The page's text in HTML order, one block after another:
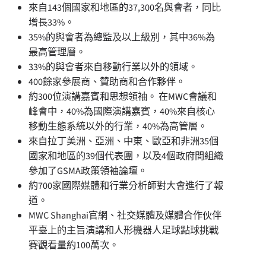
來自143個國家和地區的37,300名與會者，同比
增長33%。
35%的與會者為總監及以上級別，其中36%為
最高管理層。
33%的與會者來自移動行業以外的領域。
400餘家參展商、贊助商和合作夥伴。
約300位演講嘉賓和思想領袖。 在MWC會議和
峰會中，40%為國際演講嘉賓，40%來自核心
移動生態系統以外的行業，40%為高管層。
來自拉丁美洲、亞洲、中東、歐亞和非洲35個
國家和地區的39個代表團，以及4個政府間組織
參加了GSMA政策領袖論壇。
約700家國際媒體和行業分析師對大會進行了報
道。
MWC Shanghai官網、社交媒體及媒體合作伙伴
平臺上的主旨演講和人形機器人足球點球挑戰
賽觀看量約100萬次。